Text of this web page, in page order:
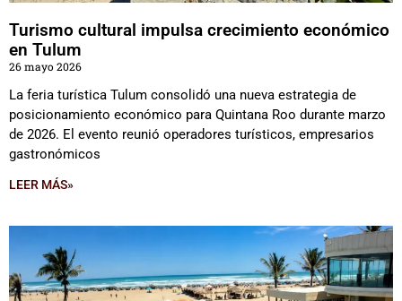
Turismo cultural impulsa crecimiento económico
en Tulum
26 mayo 2026
La feria turística Tulum consolidó una nueva estrategia de
posicionamiento económico para Quintana Roo durante marzo
de 2026. El evento reunió operadores turísticos, empresarios
gastronómicos
LEER MÁS»